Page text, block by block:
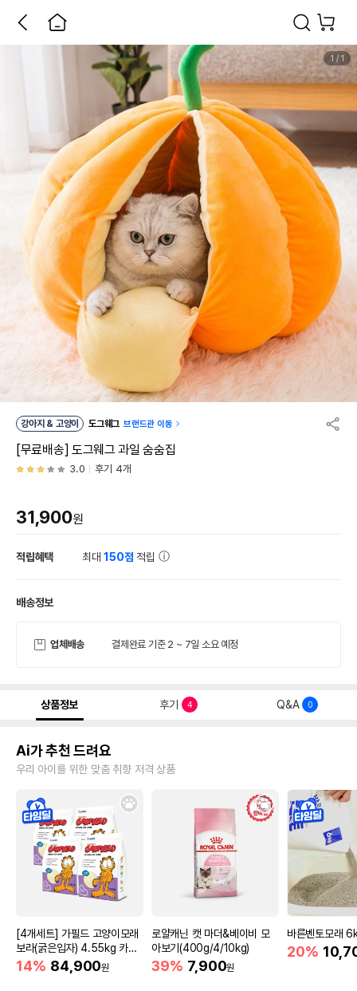
1 / 1
강아지 & 고양이 도그웨그 브랜드관 이동
[무료배송] 도그웨그 과일 숨숨집
3.0 후기 4개
31,900원
적립혜택 최대150점 적립
배송정보
업체배송 결제완료 기준 2 ~ 7일 소요 예정
상품정보 후기 4 Q&A 0
Ai가 추천 드려요
우리 아이를 위한 맞춤 취향 저격 상품
[4개세트] 가필드 고양이모래
보라(굵은입자) 4.55kg 카사
바모래
14% 84,900원
로얄캐닌 캣 마더&베이비 모
아보기(400g/4/10kg)
39% 7,900원
바른벤토모래
20%